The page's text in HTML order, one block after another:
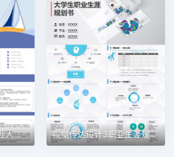
视觉传达设计职业生涯人物访谈职业生涯规划PPT模板 视觉传达设计3职业生涯规划PPT模板